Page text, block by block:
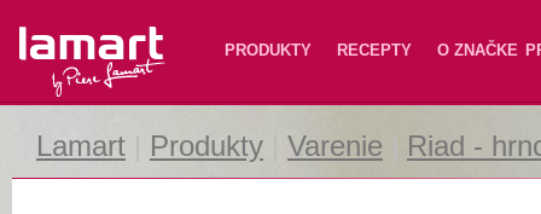
Lamart PRODUKTY RECEPTY O ZNAČKE
Lamart Produkty Varenie Riad -